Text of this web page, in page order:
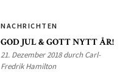
NACHRICHTEN
GOD JUL & GOTT NYTT ÅR!
21. Dezember 2018 durch Carl-
Fredrik Hamilton